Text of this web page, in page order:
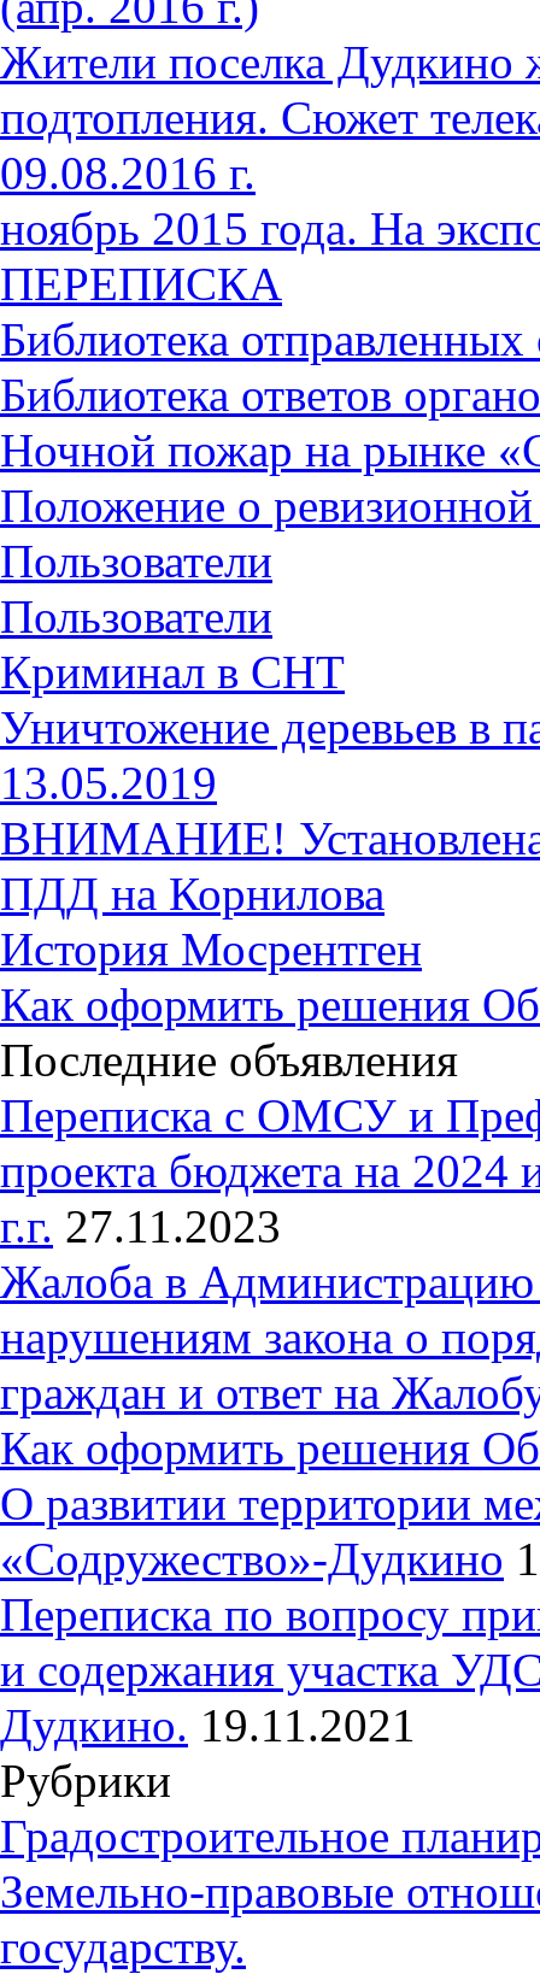
Жители поселка Дудкино
подтопления. Сюжет
09.08.2016 г.
ноябрь 2015 года. На
ПЕРЕПИСКА
Библиотека
Библиотека ответов
Ночной пожар на рынке
Положение о
Пользователи
Пользователи
Криминал в СНТ
Уничтожение деревьев в
13.05.2019
ВНИМАНИЕ! Установлена
ПДД на Корнилова
История Мосрентген
Как оформить решения
Последние объявления
Переписка с ОМСУ и
проекта бюджета на 2024
г.г. 27.11.2023
Жалоба в Администрацию
нарушениям закона о
граждан и ответ на
Как оформить решения
О развитии территории
«Содружество»-Дудкино
Переписка по вопросу
и содержания участка
Дудкино. 19.11.2021
Рубрики
Градостроительное
Земельно-правовые
государству.